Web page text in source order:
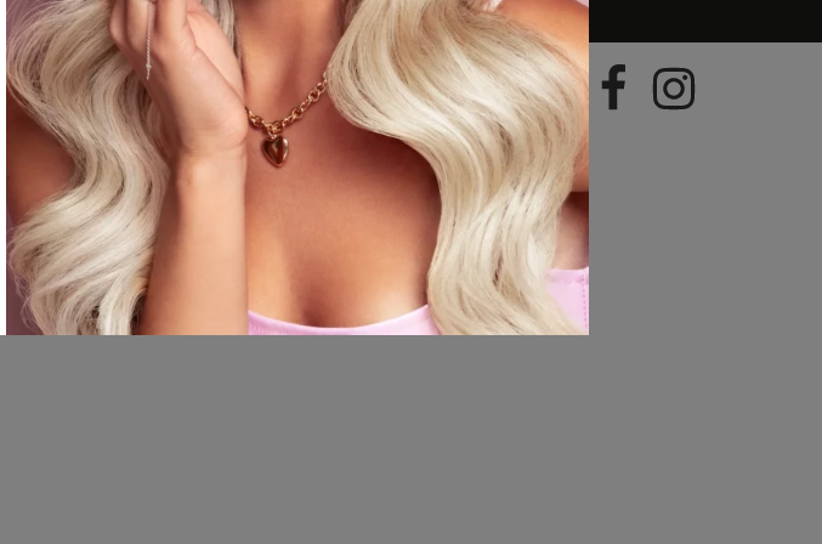
+351 215 854 942
(Chamada para rede fixa nacional)
geral@hairboutique.pt
MAB-Digital